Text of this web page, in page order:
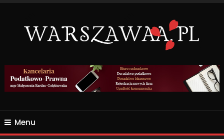
Content
WARSZAWAA.PL
Menu